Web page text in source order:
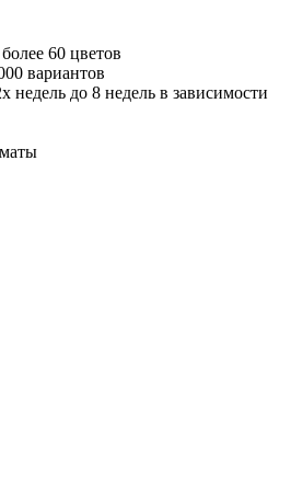
60 цветов
вариантов
недель до 8 недель в зависимости